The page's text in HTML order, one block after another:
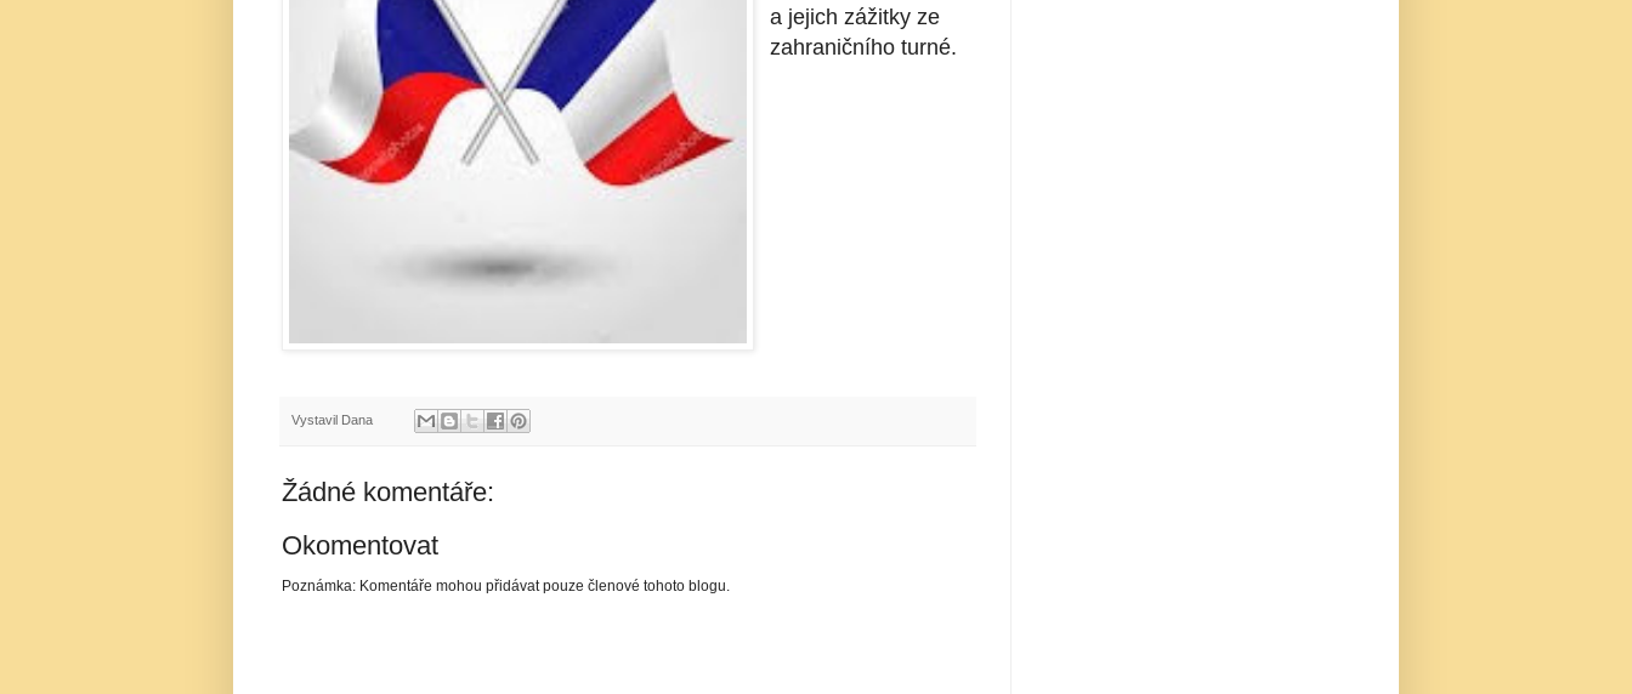
a jejich zážitky ze
zahraničního turné.
Vystavil Dana
Žádné komentáře:
Okomentovat
Poznámka: Komentáře mohou přidávat pouze členové tohoto blogu.